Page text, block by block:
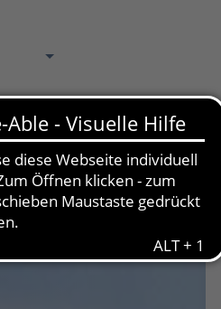
AKTUELLES & KONTAKT